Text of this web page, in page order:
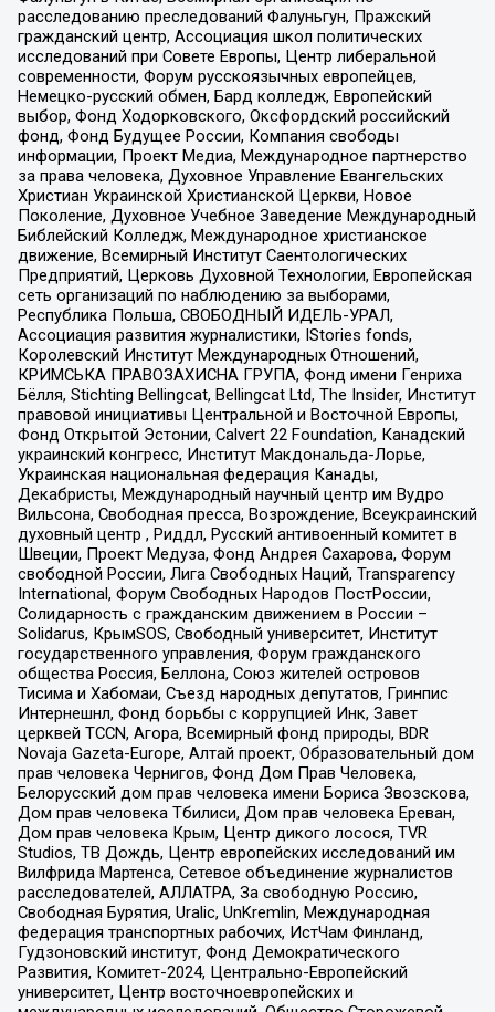
расследованию преследований Фалуньгун, Пражский
гражданский центр, Ассоциация школ политических
исследований при Совете Европы, Центр либеральной
современности, Форум русскоязычных европейцев,
Немецко-русский обмен, Бард колледж, Европейский
выбор, Фонд Ходорковского, Оксфордский российский
фонд, Фонд Будущее России, Компания свободы
информации, Проект Медиа, Международное партнерство
за права человека, Духовное Управление Евангельских
Христиан Украинской Христианской Церкви, Новое
Поколение, Духовное Учебное Заведение Международный
Библейский Колледж, Международное христианское
движение, Всемирный Институт Саентологических
Предприятий, Церковь Духовной Технологии, Европейская
сеть организаций по наблюдению за выборами,
Республика Польша, СВОБОДНЫЙ ИДЕЛЬ-УРАЛ,
Ассоциация развития журналистики, IStories fonds,
Королевский Институт Международных Отношений,
КРИМСЬКА ПРАВОЗАХИСНА ГРУПА, Фонд имени Генриха
Бёлля, Stichting Bellingcat, Bellingcat Ltd, The Insider, Институт
правовой инициативы Центральной и Восточной Европы,
Фонд Открытой Эстонии, Calvert 22 Foundation, Канадский
украинский конгресс, Институт Макдональда-Лорье,
Украинская национальная федерация Канады,
Декабристы, Международный научный центр им Вудро
Вильсона, Свободная пресса, Возрождение, Всеукраинский
духовный центр , Риддл, Русский антивоенный комитет в
Швеции, Проект Медуза, Фонд Андрея Сахарова, Форум
свободной России, Лига Свободных Наций, Transparеncy
International, Форум Свободных Народов ПостРоссии,
Солидарность с гражданским движением в России –
Solidarus, КрымSOS, Свободный университет, Институт
государственного управления, Форум гражданского
общества Россия, Беллона, Союз жителей островов
Тисима и Хабомаи, Съезд народных депутатов, Гринпис
Интернешнл, Фонд борьбы с коррупцией Инк, Завет
церквей TCCN, Агора, Всемирный фонд природы, BDR
Novaja Gazeta-Europe, Алтай проект, Образовательный дом
прав человека Чернигов, Фонд Дом Прав Человека,
Белорусский дом прав человека имени Бориса Звозскова,
Дом прав человека Тбилиси, Дом прав человека Ереван,
Дом прав человека Крым, Центр дикого лосося, TVR
Studios, ТВ Дождь, Центр европейских исследований им
Вилфрида Мартенса, Сетевое объединение журналистов
расследователей, АЛЛАТРА, За свободную Россию,
Свободная Бурятия, Uralic, UnKremlin, Международная
федерация транспортных рабочих, ИстЧам Финланд,
Гудзоновский институт, Фонд Демократического
Развития, Комитет-2024, Центрально-Европейский
университет, Центр восточноевропейских и